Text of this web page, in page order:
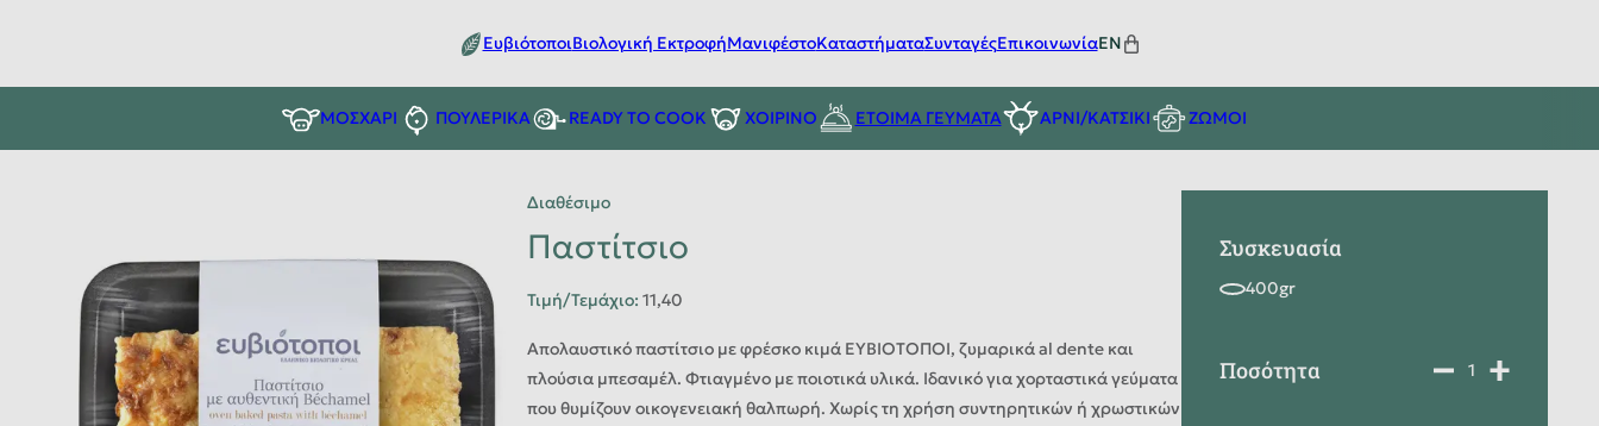
ΕυβιότοποιΒιολογική ΕκτροφήΜανιφέστοΚαταστήματαΣυνταγέςΕπικοινωνίαEN
ΜΟΣΧΑΡΙ ΠΟΥΛΕΡΙΚΑ READY TO COOK ΧΟΙΡΙΝΟ ΕΤΟΙΜΑ ΓΕΥΜΑΤΑ ΑΡΝΙ/ΚΑΤΣΙΚΙ ΖΩΜΟΙ
Διαθέσιμο
Παστίτσιο
Τιμή/Τεμάχιο: 11,40
Απολαυστικό παστίτσιο με φρέσκο κιμά ΕΥΒΙΟΤΟΠΟΙ, ζυμαρικά al dente και
πλούσια μπεσαμέλ. Φτιαγμένο με ποιοτικά υλικά. Ιδανικό για χορταστικά γεύματα
που θυμίζουν οικογενειακή θαλπωρή. Χωρίς τη χρήση συντηρητικών ή χρωστικών
Συσκευασία
Ποσότητα